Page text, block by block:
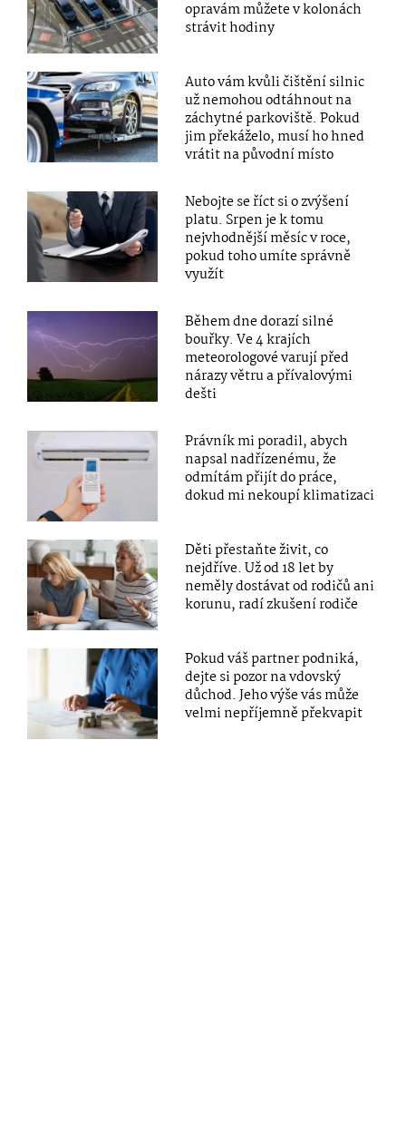
opravám můžete v kolonách
strávit hodiny
Auto vám kvůli čištění silnic
už nemohou odtáhnout na
záchytné parkoviště. Pokud
jim překáželo, musí ho hned
vrátit na původní místo
Nebojte se říct si o zvýšení
platu. Srpen je k tomu
nejvhodnější měsíc v roce,
pokud toho umíte správně
využít
Během dne dorazí silné
bouřky. Ve 4 krajích
meteorologové varují před
nárazy větru a přívalovými
dešti
Právník mi poradil, abych
napsal nadřízenému, že
odmítám přijít do práce,
dokud mi nekoupí klimatizaci
Děti přestaňte živit, co
nejdříve. Už od 18 let by
neměly dostávat od rodičů ani
korunu, radí zkušení rodiče
Pokud váš partner podniká,
dejte si pozor na vdovský
důchod. Jeho výše vás může
velmi nepříjemně překvapit